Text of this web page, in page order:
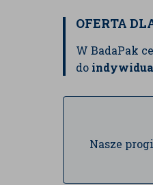
OFERTA
W BadaPak
do
Nasze